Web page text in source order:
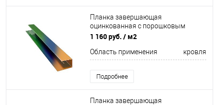
Планка завершающая
оцинкованная с порошковым
покрытием 0,7мм все цвета RAL
1 160 руб. / м2
Область применения кровля
Подробнее
Планка завершающая